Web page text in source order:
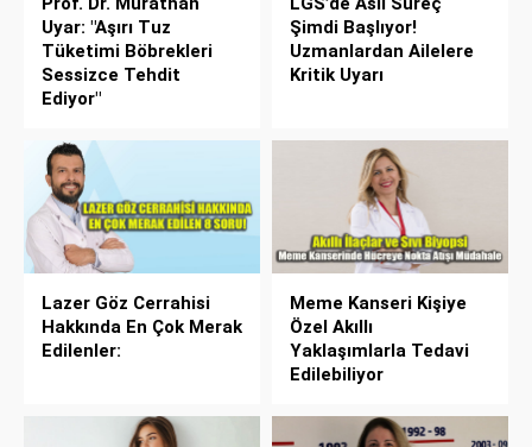
Uyar: "Aşırı Tuz
Tüketimi Böbrekleri
Sessizce Tehdit
Ediyor"
Şimdi Başlıyor!
Uzmanlardan Ailelere
Kritik Uyarı
Lazer Göz Cerrahisi
Hakkında En Çok Merak
Edilenler:
Meme Kanseri Kişiye
Özel Akıllı
Yaklaşımlarla Tedavi
Edilebiliyor